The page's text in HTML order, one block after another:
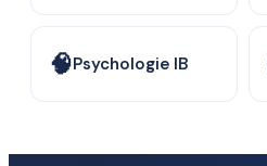
🧠Psychologie IB